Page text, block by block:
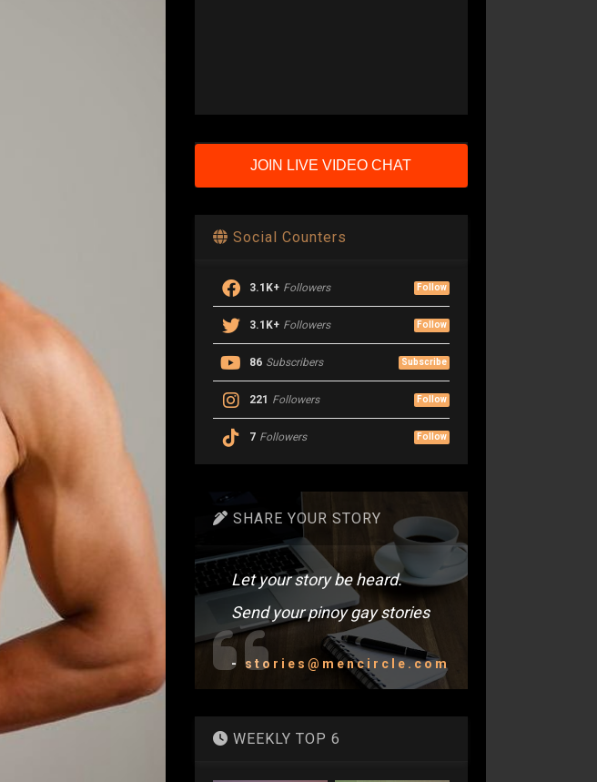
JOIN LIVE VIDEO CHAT
Social Counters
3.1K+ Followers Follow
3.1K+ Followers Follow
86 Subscribers Subscribe
221 Followers Follow
7 Followers Follow
SHARE YOUR STORY
Let your story be heard.
Send your pinoy gay stories
- stories@mencircle.com
WEEKLY TOP 6